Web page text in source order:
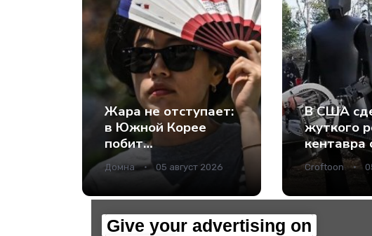
Жара не отступает:
в Южной Корее
побит
температурный
рекорд за всю
историю
Наука.
Домна 05 август 2026
В США
жуткого
кентавра
вместо
Croftoon
Give your advertising on